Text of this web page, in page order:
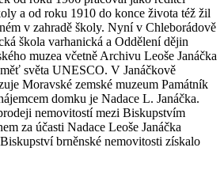
a od roku 1910 do konce života též žil
v zahradě školy. Nyní v Chleborádově
škola varhanická a Oddělení dějin
muzea včetně Archivu Leoše Janáčka
světa UNESCO. V Janáčkově
Moravské zemské muzeum Památník
domku je Nadace L. Janáčka.
nemovitostí mezi Biskupstvím
za účasti Nadace Leoše Janáčka
brněnské nemovitosti získalo